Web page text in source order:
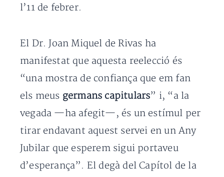
l’11 de febrer.
El Dr. Joan Miquel de Rivas ha
manifestat que aquesta reelecció és
“una mostra de confiança que em fan
els meus germans capitulars” i, “a la
vegada —ha afegit—, és un estímul per
tirar endavant aquest servei en un Any
Jubilar que esperem sigui portaveu
d’esperança”. El degà del Capítol de la